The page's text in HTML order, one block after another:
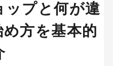
ップと何が違
方を基本的